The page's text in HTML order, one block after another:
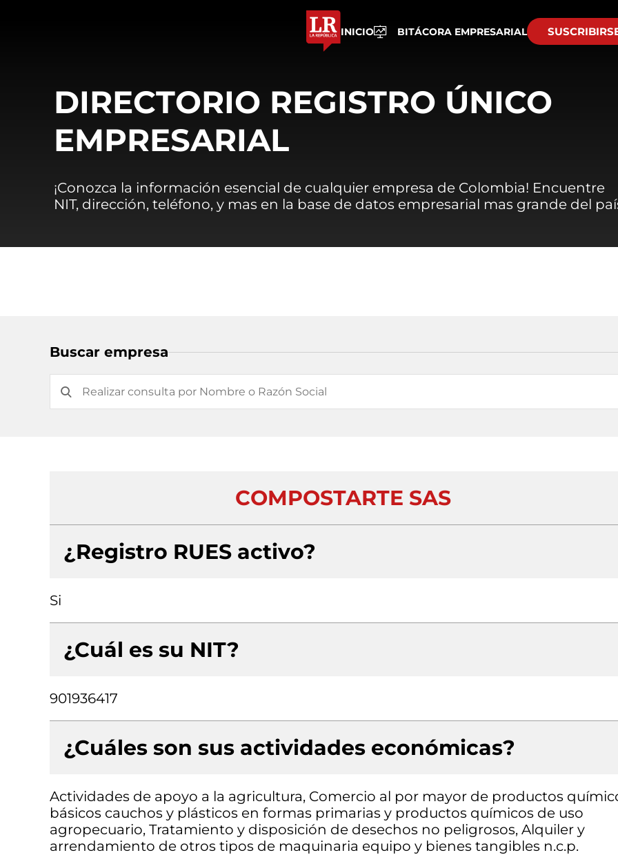
INICIO BITÁCORA EMPRESARIAL
DIRECTORIO REGISTRO ÚNICO
EMPRESARIAL
¡Conozca la información esencial de cualquier empresa de Colombia! Encuentre
NIT, dirección, teléfono, y mas en la base de datos empresarial mas grande del
Buscar empresa
COMPOSTARTE SAS
¿Registro RUES activo?
Si
¿Cuál es su NIT?
901936417
¿Cuáles son sus actividades económicas?
Actividades de apoyo a la agricultura, Comercio al por mayor de productos
básicos cauchos y plásticos en formas primarias y productos químicos de uso
agropecuario, Tratamiento y disposición de desechos no peligrosos, Alquiler y
arrendamiento de otros tipos de maquinaria equipo y bienes tangibles n.c.p.